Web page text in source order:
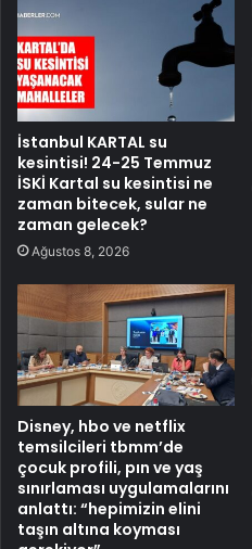
İstanbul KARTAL su
kesintisi! 24-25 Temmuz
İSKİ Kartal su kesintisi ne
zaman bitecek, sular ne
zaman gelecek?
Ağustos 8, 2026
Disney, hbo ve netflix
temsilcileri tbmm’de
çocuk profili, pın ve yaş
sınırlaması uygulamalarını
anlattı: “hepimizin elini
taşın altına koyması